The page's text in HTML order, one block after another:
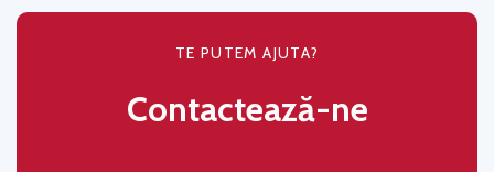
TE PUTEM AJUTA?
Contactează-ne